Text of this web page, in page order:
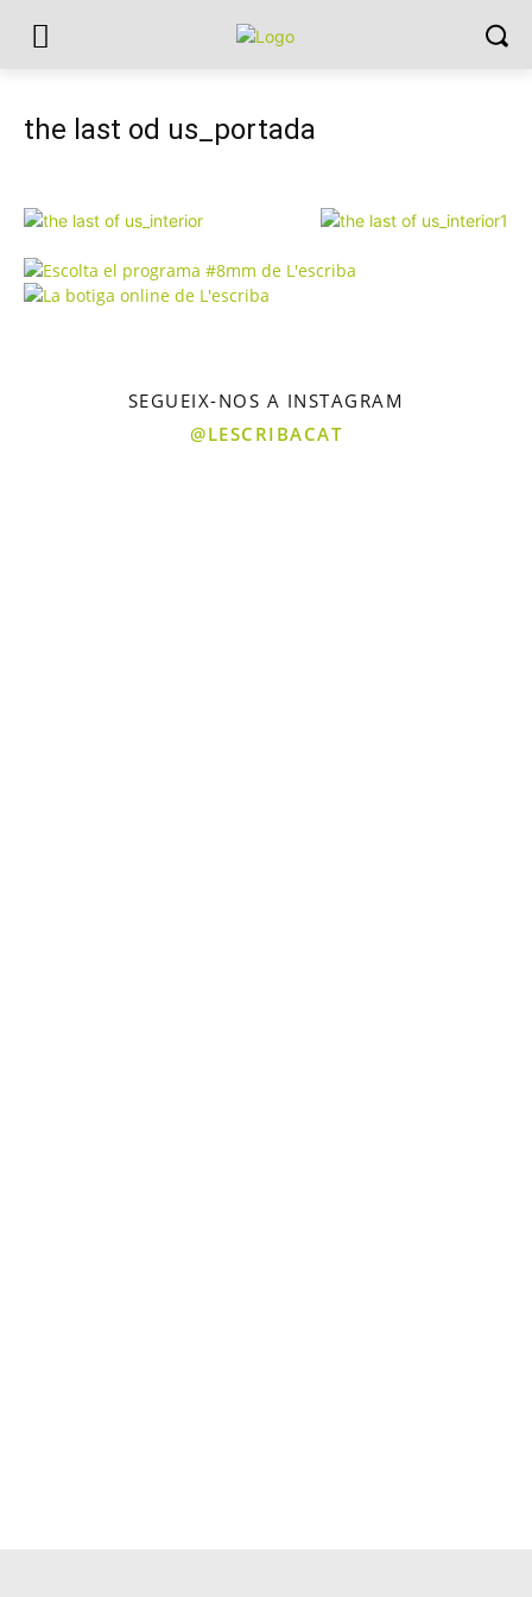
the last od us_portada
SEGUEIX-NOS A INSTAGRAM
@LESCRIBACAT